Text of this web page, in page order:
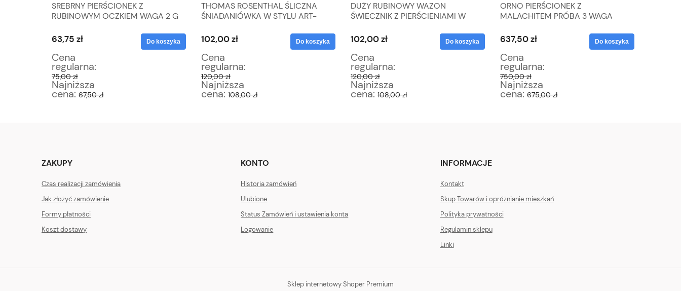
SREBRNY PIERŚCIONEK Z
RUBINOWYM OCZKIEM WAGA 2 G
63,75 zł
Cena
regularna:
75,00 zł
Najniższa
cena: 67,50 zł
Do koszyka
THOMAS ROSENTHAL ŚLICZNA
ŚNIADANIÓWKA W STYLU ART-
102,00 zł
Cena
regularna:
120,00 zł
Najniższa
cena: 108,00 zł
Do koszyka
DUŻY RUBINOWY WAZON
ŚWIECZNIK Z PIERŚCIENIAMI W
102,00 zł
Cena
regularna:
120,00 zł
Najniższa
cena: 108,00 zł
Do koszyka
ORNO PIERŚCIONEK Z
MALACHITEM PRÓBA 3 WAGA
637,50 zł
Cena
regularna:
750,00 zł
Najniższa
cena: 675,00 zł
Do koszyka
ZAKUPY
Czas realizacji zamówienia
Jak złożyć zamówienie
Formy płatności
Koszt dostawy
KONTO
Historia zamówień
Ulubione
Status Zamówień i ustawienia konta
Logowanie
INFORMACJE
Kontakt
Skup Towarów i opróżnianie mieszkań
Polityka prywatności
Regulamin sklepu
Linki
Sklep internetowy Shoper Premium